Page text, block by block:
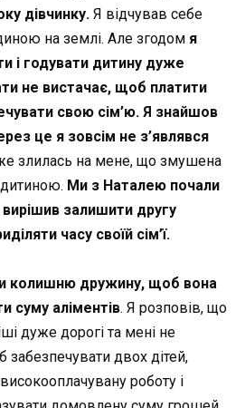
дівчинку. Я відчував себе
на землі. Але згодом я
і годувати дитину дуже
не вистачає, щоб платити
свою сім’ю. Я знайшов
це я зовсім не з’являвся
злилась на мене, що змушена
дитиною. Ми з Наталею почали
залишити другу
часу своїй сім’ї.
колишню дружину, щоб вона
суму аліментів. Я розповів, що
дуже дорогі та мені не
двох дітей,
роботу і